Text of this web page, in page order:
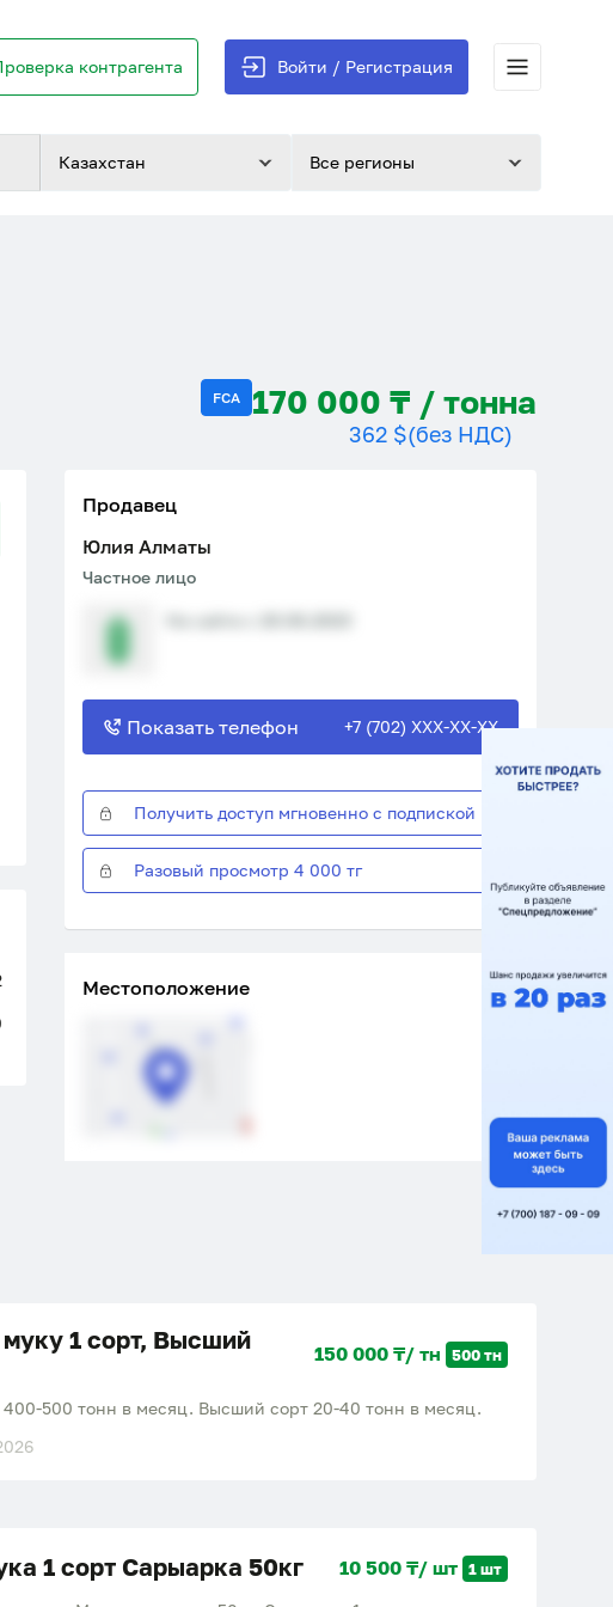
контрагента Войти / Регистрация
Казахстан Все регионы
FCA 170 000 ₸ / тонна
362 $(без НДС)
Продавец
Юлия Алматы
Частное лицо
Показать телефон +7 (702) XXX-XX-XX
Получить доступ мгновенно с подпиской
Разовый просмотр 4 000 тг
Местоположение
1 сорт, Высший
150 000 ₸/ тн 500 тн
400-500 тонн в месяц. Высший сорт 20-40 тонн в месяц.
1 сорт Сарыарка 50кг 10 500 ₸/ шт 1 шт